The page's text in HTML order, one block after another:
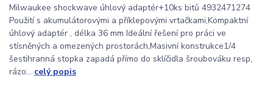
Milwaukee shockwave úhlový adaptér+10ks bitů 4932471274
Použití s ​​akumulátorovými a příklepovými vrtačkami,Kompaktní
úhlový adaptér , délka 36 mm Ideální řešení pro práci ve
stísněných a omezených prostorách,Masivní konstrukce1/4
šestihranná stopka zapadá přímo do sklíčidla šroubováku resp,
rázo... celý popis